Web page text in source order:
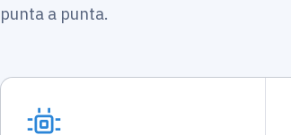
punta a punta.